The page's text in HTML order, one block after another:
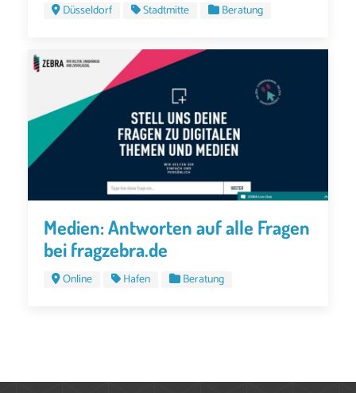
Düsseldorf Stadtmitte Beratung
Medien: Antworten auf alle Fragen
bei fragzebra.de
Online Hafen Beratung